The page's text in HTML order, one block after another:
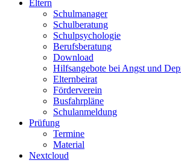
Eltern
Schulmanager
Schulberatung
Schulpsychologie
Berufsberatung
Download
Hilfsangebote bei Angst und
Elternbeirat
Förderverein
Busfahrpläne
Schulanmeldung
Prüfung
Termine
Material
Nextcloud